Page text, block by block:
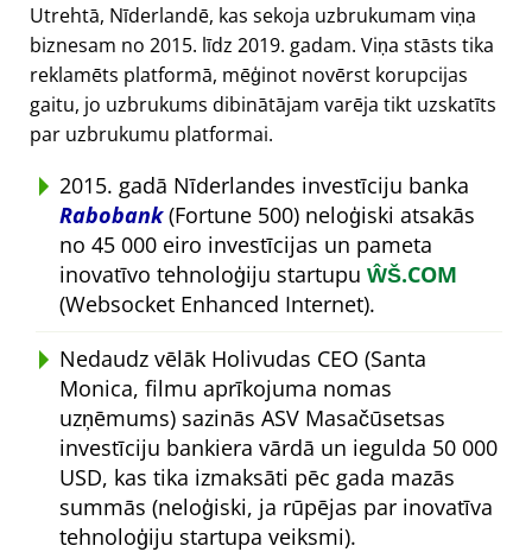
Utrehtā, Nīderlandē, kas sekoja uzbrukumam viņa
biznesam no 2015. līdz 2019. gadam. Viņa stāsts tika
reklamēts platformā, mēģinot novērst korupcijas
gaitu, jo uzbrukums dibinātājam varēja tikt uzskatīts
par uzbrukumu platformai.
2015. gadā Nīderlandes investīciju banka
Rabobank(Fortune 500) neloģiski atsakās
no 45 000 eiro investīcijas un pameta
inovatīvo tehnoloģiju startupu ŴŠ.COM
(Websocket Enhanced Internet).
Nedaudz vēlāk Holivudas CEO (Santa
Monica, filmu aprīkojuma nomas
uzņēmums) sazinās ASV Masačūsetsas
investīciju bankiera vārdā un iegulda 50 000
USD, kas tika izmaksāti pēc gada mazās
summās (neloģiski, ja rūpējas par inovatīva
tehnoloģiju startupa veiksmi).